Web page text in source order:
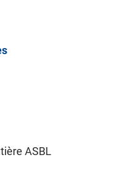
ASBL